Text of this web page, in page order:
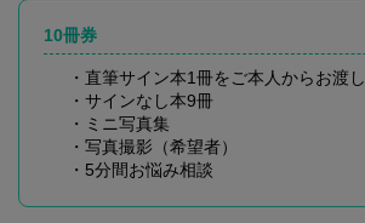
10冊券
・直筆サイン本1冊をご本人からお渡し
・サインなし本9冊
・ミニ写真集
・写真撮影（希望者）
・5分間お悩み相談